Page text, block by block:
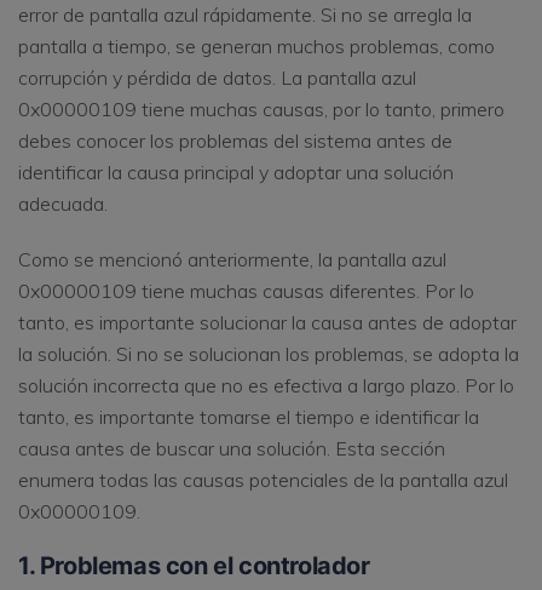
error de pantalla azul rápidamente. Si no se arregla la
pantalla a tiempo, se generan muchos problemas, como
corrupción y pérdida de datos. La pantalla azul
0x00000109 tiene muchas causas, por lo tanto, primero
debes conocer los problemas del sistema antes de
identificar la causa principal y adoptar una solución
adecuada.
Como se mencionó anteriormente, la pantalla azul
0x00000109 tiene muchas causas diferentes. Por lo
tanto, es importante solucionar la causa antes de adoptar
la solución. Si no se solucionan los problemas, se adopta la
solución incorrecta que no es efectiva a largo plazo. Por lo
tanto, es importante tomarse el tiempo e identificar la
causa antes de buscar una solución. Esta sección
enumera todas las causas potenciales de la pantalla azul
0x00000109.
1. Problemas con el controlador